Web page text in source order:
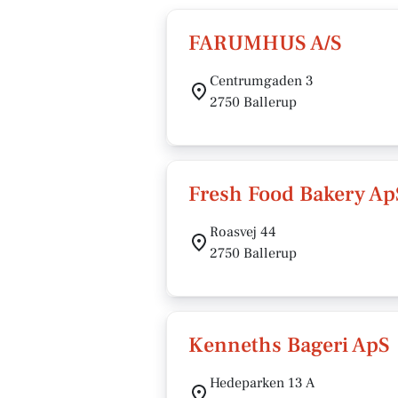
FARUMHUS A/S
Centrumgaden 3
2750 Ballerup
Fresh Food Bakery
Roasvej 44
2750 Ballerup
Kenneths Bageri ApS
Hedeparken 13 A